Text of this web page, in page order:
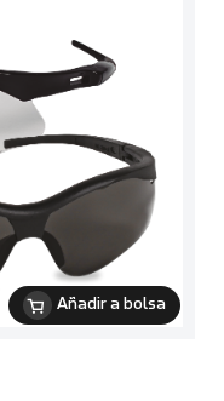
Añadir a bolsa